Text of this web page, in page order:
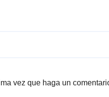
vez que haga un